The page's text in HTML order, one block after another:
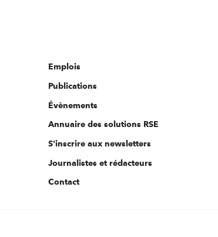
Emplois
Publications
Évènements
Annuaire des solutions RSE
S'inscrire aux newsletters
Journalistes et rédacteurs
Contact